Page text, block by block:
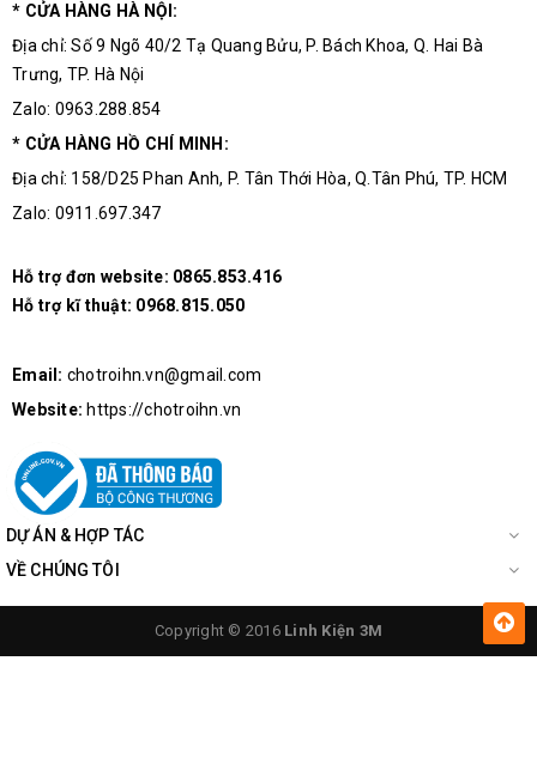
* CỬA HÀNG HÀ NỘI:
Địa chỉ: Số 9 Ngõ 40/2 Tạ Quang Bửu, P. Bách Khoa, Q. Hai Bà
Trưng, TP. Hà Nội
Zalo: 0963.288.854
* CỬA HÀNG HỒ CHÍ MINH:
Địa chỉ: 158/D25 Phan Anh, P. Tân Thới Hòa, Q.Tân Phú, TP. HCM
Zalo: 0911.697.347
Hỗ trợ đơn website: 0865.853.416
Hỗ trợ kĩ thuật: 0968.815.050
Email: chotroihn.vn@gmail.com
Website: https://chotroihn.vn
DỰ ÁN & HỢP TÁC
VỀ CHÚNG TÔI
Copyright © 2016 Linh Kiện 3M